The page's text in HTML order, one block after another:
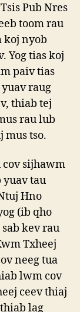
Pub Nres
toom rau
koj nyob
Yog tias koj
paiv tias
yuav raug
thiab tej
rau lub
mus tso.
cov sijhawm
yuav tau
Hno
(ib qho
kev rau
Txheej
neeg tua
lwm cov
ceev thiaj
lag